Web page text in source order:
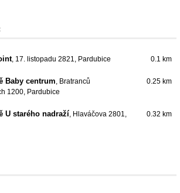
, 17. listopadu 2821, Pardubice 0.1 km
Baby centrum, Bratranců
1200, Pardubice
0.25 km
U starého nadraží, Hlaváčova 2801,
0.32 km